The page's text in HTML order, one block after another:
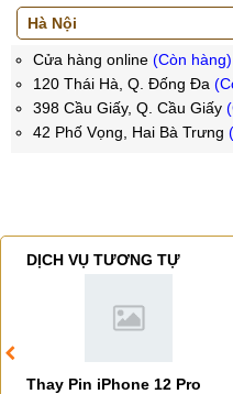
Cửa hàng online (Còn hàng)
120 Thái Hà, Q. Đống Đa
398 Cầu Giấy, Q. Cầu Giấy
42 Phố Vọng, Hai Bà Trưng
DỊCH VỤ TƯƠNG TỰ
Thay Pin iPhone 12 Pro